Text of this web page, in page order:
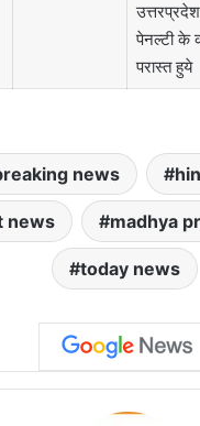
पेनल्टी के
परास्त हुये
news
news madhya
today news